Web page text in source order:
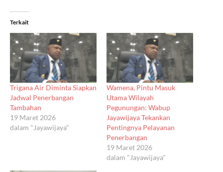
Terkait
Trigana Air Diminta Siapkan
Jadwal Penerbangan
Tambahan
19 Maret 2026
dalam "Jayawijaya"
Wamena, Pintu Masuk
Utama Wilayah
Pegunungan: Wabup
Jayawijaya Tekankan
Pentingnya Pelayanan
Penerbangan
19 Maret 2026
dalam "Jayawijaya"